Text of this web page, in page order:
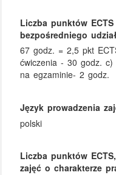
Liczba punktów
bezpośredniego
67 godz. = 2,5 pkt
ćwiczenia - 30 godz.
na egzaminie- 2 godz.
Język prowadzenia
polski
Liczba punktów
zajęć o charakterze